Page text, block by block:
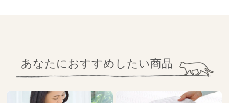
あなたにおすすめしたい商品